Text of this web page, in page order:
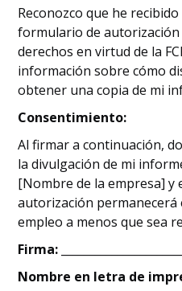
Reconozco que he
formulario de autorización
derechos en virtud de la
información sobre cómo
obtener una copia de mi
Consentimiento:
Al firmar a continuación,
la divulgación de mi
[Nombre de la empresa] y
autorización
empleo a menos que sea
Firma:
Nombre en letra de